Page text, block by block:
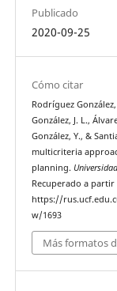
Publicado
2020-09-25
Cómo citar
Rodríguez
González, J. L.,
González, Y., &
multicriteria
planning.
Recuperado a partir
https://
w/1693
Más formatos